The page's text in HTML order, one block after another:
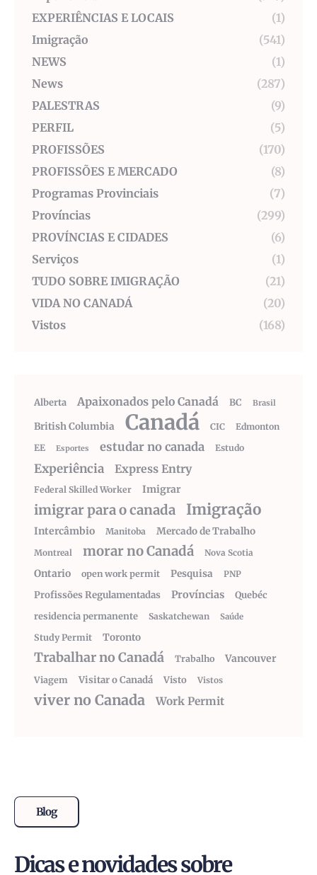
EXPERIÊNCIAS E LOCAIS
(1)
Imigração
(541)
NEWS
(1)
News
(287)
PALESTRAS
(9)
PERFIL
(5)
PROFISSÕES
(170)
PROFISSÕES E MERCADO
(8)
Programas Provinciais
(7)
Províncias
(299)
PROVÍNCIAS E CIDADES
(6)
Serviços
(1)
TUDO SOBRE IMIGRAÇÃO
(21)
VIDA NO CANADÁ
(20)
Vistos
(168)
Alberta Apaixonados pelo Canadá BC Brasil
British Columbia Canadá CIC
Edmonton
EE
Esportes estudar no canada Estudo
Experiência Express Entry
Federal Skilled Worker Imigrar
imigrar para o canada Imigração
Intercâmbio Manitoba Mercado de Trabalho
Montreal morar no Canadá Nova Scotia
Ontario open work permit Pesquisa PNP
Profissões Regulamentadas Províncias
Quebéc
residencia permanente
Saskatchewan Saúde
Study Permit Toronto
Trabalhar no Canadá Trabalho Vancouver
Viagem Visitar o Canadá Visto Vistos
viver no Canada Work Permit
Blog
Dicas e novidades sobre